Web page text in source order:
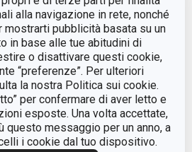
alla navigazione in rete, nonché
pubblicità basata su un
in base alle tue abitudini di
o disattivare questi cookie,
“preferenze”. Per ulteriori
la nostra Politica sui cookie.
per confermare di aver letto e
esposte. Una volta accettate,
questo messaggio per un anno, a
i cookie dal tuo dispositivo.
acciaio
inossidabile
tortiera
Acciaio
Sì